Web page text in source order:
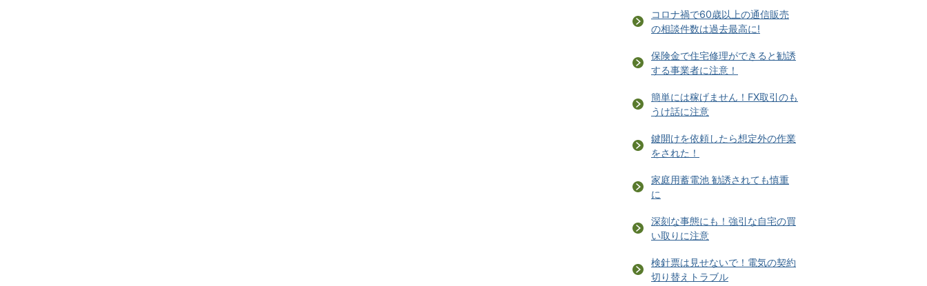
コロナ禍で60歳以上の通信販売
の相談件数は過去最高に!
保険金で住宅修理ができると勧誘
する事業者に注意！
簡単には稼げません！FX取引のも
うけ話に注意
鍵開けを依頼したら想定外の作業
をされた！
家庭用蓄電池 勧誘されても慎重
に
深刻な事態にも！強引な自宅の買
い取りに注意
検針票は見せないで！電気の契約
切り替えトラブル